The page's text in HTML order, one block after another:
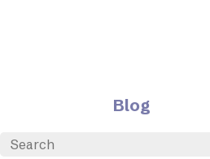
Blog